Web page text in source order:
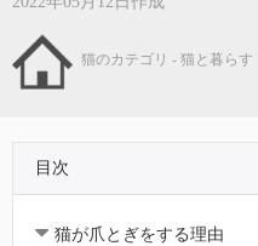
猫のカテゴリ - 猫と暮らす
目次
猫が爪とぎをする理由